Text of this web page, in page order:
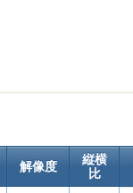
解像度
縦横
比